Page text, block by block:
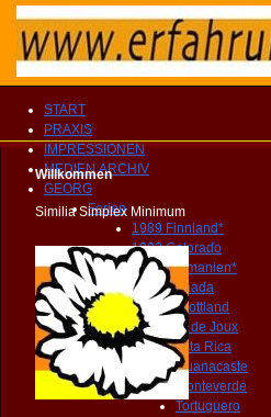
START
PRAXIS
IMPRESSIONEN
MEDIEN ARCHIV
GEORG
Ferien
1989 Finnland*
1992 Colorado
1994 Tasmanien*
1998 Canada
2000 Schottland
2013 Lac de Joux
2014 Costa Rica
Guanacaste
Monteverde
Tortuguero
Willkommen
Similia Simplex Minimum